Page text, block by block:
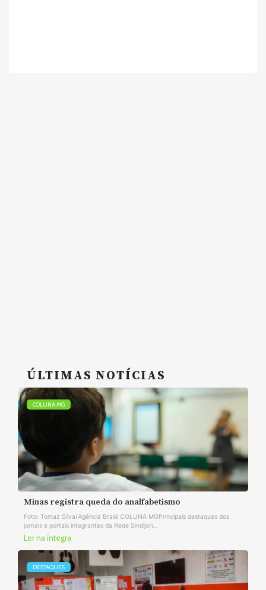
ÚLTIMAS NOTÍCIAS
COLUNA MG
Minas registra queda do analfabetismo
Foto: Tomaz Silva/Agência Brasil COLUNA MGPrincipais destaques dos
jornais e portais integrantes da Rede Sindijori...
Ler na íntegra
DESTAQUES